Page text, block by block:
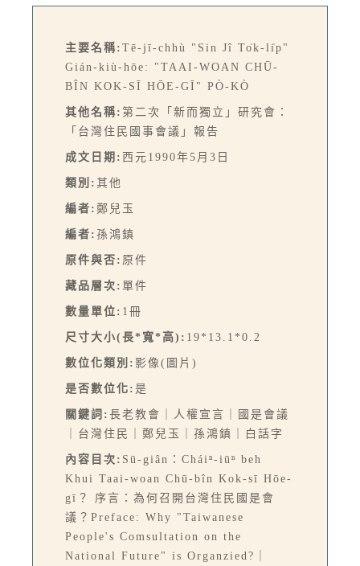
主要名稱: Tē-jī-chhù "Sin Jî To̍k-li̍p"
Gián-kiù-hōe: "TAAI-WOAN CHŪ-
BÎN KOK-SĪ HŌE-GĪ" PÒ-KÒ
其他名稱: 第二次「新而獨立」研究會：
「台灣住民國事會議」報告
成文日期: 西元1990年5月3日
類別: 其他
編者: 鄭兒玉
編者: 孫鴻鎮
原件與否: 原件
藏品層次: 單件
數量單位: 1冊
尺寸大小(長*寬*高): 19*13.1*0.2
數位化類別: 影像(圖片)
是否數位化: 是
關鍵詞: 長老教會｜人權宣言｜國是會議
｜台灣住民｜鄭兒玉｜孫鴻鎮｜白話字
內容目次: Sū-giân：Cháiⁿ-iūⁿ beh
Khui Taai-woan Chū-bîn Kok-sī Hōe-
gī？ 序言：為何召開台灣住民國是會
議？Preface: Why "Taiwanese
People's Comsultation on the
National Future" is Organzied?｜